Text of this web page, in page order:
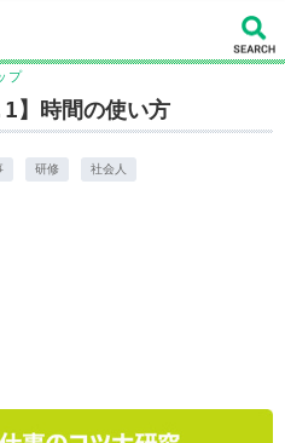
プ
】時間の使い方
研修 社会人